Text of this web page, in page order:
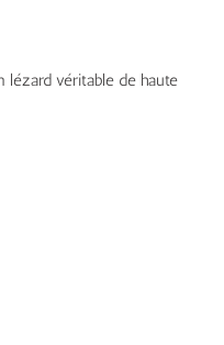
lézard véritable de haute